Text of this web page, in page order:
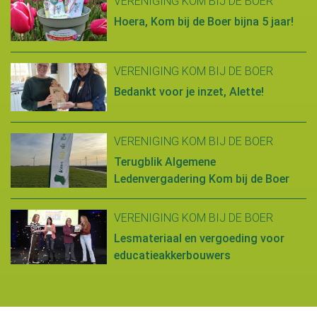
Hoera, Kom bij de Boer bijna 5 jaar!
VERENIGING KOM BIJ DE BOER
Bedankt voor je inzet, Alette!
VERENIGING KOM BIJ DE BOER
Terugblik Algemene
Ledenvergadering Kom bij de Boer
VERENIGING KOM BIJ DE BOER
Lesmateriaal en vergoeding voor
educatieakkerbouwers